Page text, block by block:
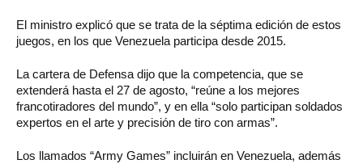
El ministro explicó que se trata de la séptima edición de estos
juegos, en los que Venezuela participa desde 2015.
La cartera de Defensa dijo que la competencia, que se
extenderá hasta el 27 de agosto, “reúne a los mejores
francotiradores del mundo”, y en ella “solo participan soldados
expertos en el arte y precisión de tiro con armas”.
Los llamados “Army Games” incluirán en Venezuela, además